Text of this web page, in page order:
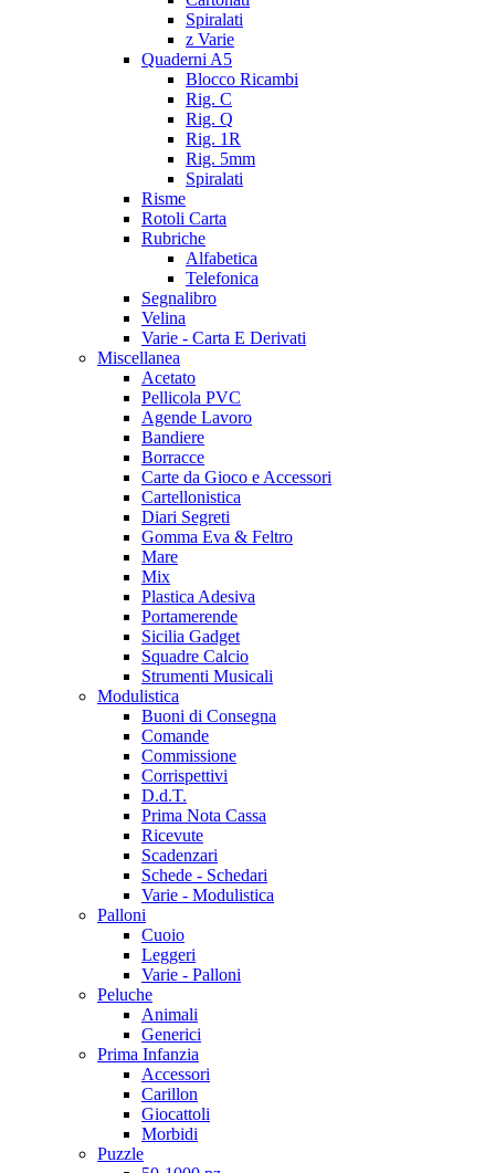
Spiralati
z Varie
Quaderni A5
Blocco Ricambi
Rig. C
Rig. Q
Rig. 1R
Rig. 5mm
Spiralati
Risme
Rotoli Carta
Rubriche
Alfabetica
Telefonica
Segnalibro
Velina
Varie - Carta E Derivati
Miscellanea
Acetato
Pellicola PVC
Agende Lavoro
Bandiere
Borracce
Carte da Gioco e Accessori
Cartellonistica
Diari Segreti
Gomma Eva & Feltro
Mare
Mix
Plastica Adesiva
Portamerende
Sicilia Gadget
Squadre Calcio
Strumenti Musicali
Modulistica
Buoni di Consegna
Comande
Commissione
Corrispettivi
D.d.T.
Prima Nota Cassa
Ricevute
Scadenzari
Schede - Schedari
Varie - Modulistica
Palloni
Cuoio
Leggeri
Varie - Palloni
Peluche
Animali
Generici
Prima Infanzia
Accessori
Carillon
Giocattoli
Morbidi
Puzzle